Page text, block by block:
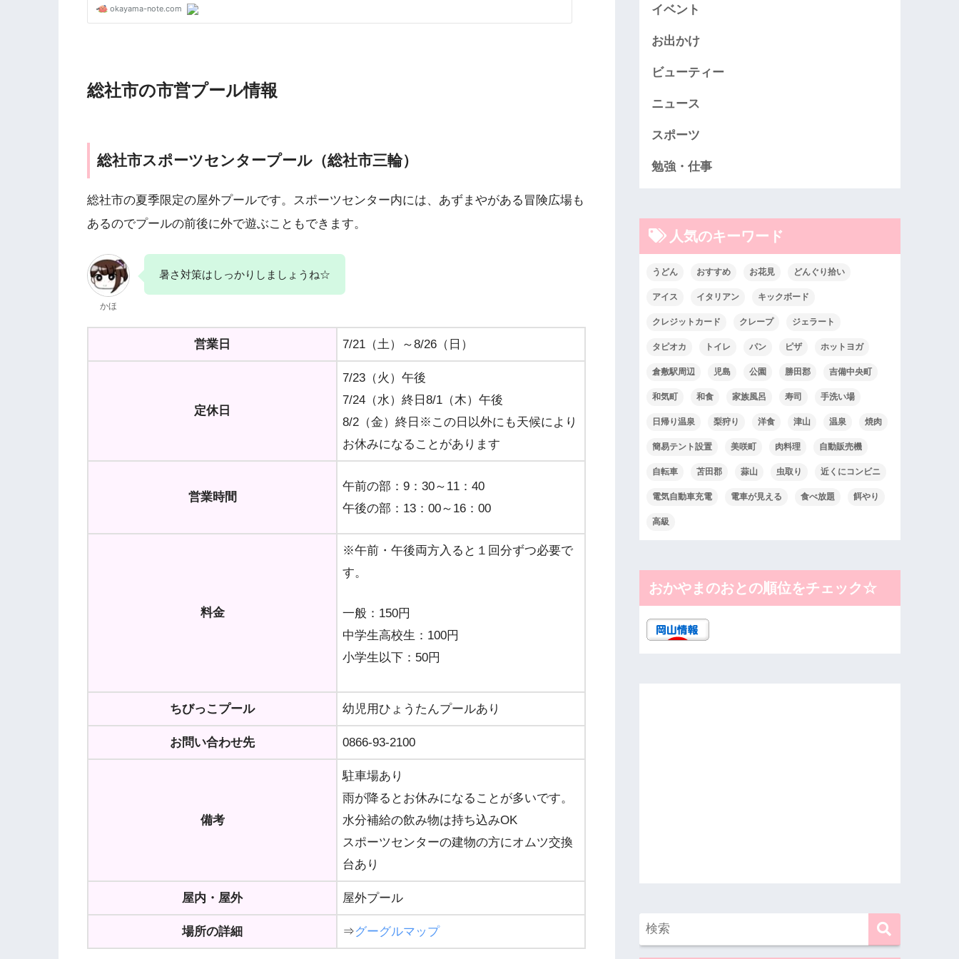
総社市の市営プール情報
総社市スポーツセンタープール（総社市三輪）
総社市の夏季限定の屋外プールです。スポーツセンター内には、あずまやがある冒険広場も
あるのでプールの前後に外で遊ぶこともできます。
かほ
暑さ対策はしっかりしましょうね☆
営業日 7/21（土）～8/26（日）
定休日
7/23（火）午後
7/24（水）終日8/1（木）午後
8/2（金）終日※この日以外にも天候により
お休みになることがあります
営業時間
午前の部：9：30～11：40
午後の部：13：00～16：00
料金
※午前・午後両方入ると１回分ずつ必要で
す。
一般：150円
中学生高校生：100円
小学生以下：50円
ちびっこプール 幼児用ひょうたんプールあり
お問い合わせ先 0866-93-2100
備考
駐車場あり
雨が降るとお休みになることが多いです。
水分補給の飲み物は持ち込みOK
スポーツセンターの建物の方にオムツ交換
台あり
屋内・屋外 屋外プール
場所の詳細 ⇒グーグルマップ
イベント
お出かけ
ビューティー
ニュース
スポーツ
勉強・仕事
人気のキーワード
うどん おすすめ お花見 どんぐり拾い
アイス イタリアン キックボード
クレジットカード クレープ ジェラート
タピオカ トイレ パン ピザ ホットヨガ
倉敷駅周辺 児島 公園 勝田郡 吉備中央町
和気町 和食 家族風呂 寿司 手洗い場
日帰り温泉 梨狩り 洋食 津山 温泉 焼肉
簡易テント設置 美咲町 肉料理 自動販売機
自転車 苫田郡 蒜山 虫取り 近くにコンビニ
電気自動車充電 電車が見える 食べ放題 餌やり
高級
おかやまのおとの順位をチェック☆